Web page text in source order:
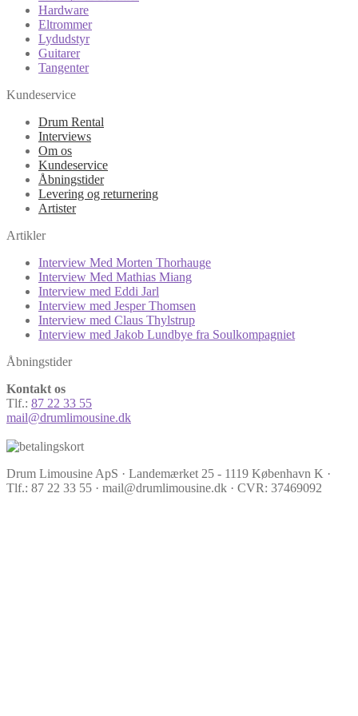
Hardware
Eltrommer
Lydudstyr
Guitarer
Tangenter
Kundeservice
Drum Rental
Interviews
Om os
Kundeservice
Åbningstider
Levering og returnering
Artister
Artikler
Interview Med Morten Thorhauge
Interview Med Mathias Miang
Interview med Eddi Jarl
Interview med Jesper Thomsen
Interview med Claus Thylstrup
Interview med Jakob Lundbye fra Soulkompagniet
Åbningstider
Kontakt os
Tlf.: 87 22 33 55
mail@drumlimousine.dk
Drum Limousine ApS · Landemærket 25 - 1119 København K ·
Tlf.: 87 22 33 55 · mail@drumlimousine.dk · CVR: 37469092